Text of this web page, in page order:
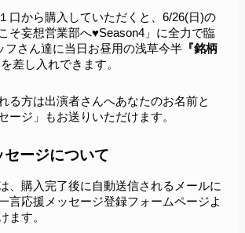
口から購入していただくと、6/26(日)の
そ妄想営業部へ♥Season4」に全力で臨
フさん達に当日お昼用の浅草今半 『銘柄
を差し入れできます。
る方は出演者さんへあなたのお名前と
ージ」もお送りいただけます。
ージについて
購入完了後に自動送信されるメールに
言応援メッセージ登録フォームページよ
ます。